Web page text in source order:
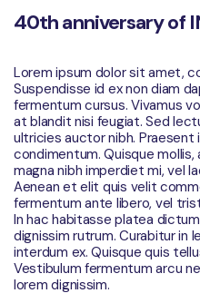
40th anniversary of
Lorem ipsum dolor sit amet,
Suspendisse id ex non diam
fermentum cursus. Vivamus
at blandit nisi feugiat. Sed
ultricies auctor nibh.
condimentum. Quisque
magna nibh imperdiet mi, vel
Aenean et elit quis velit
fermentum ante libero, vel
In hac habitasse platea
dignissim rutrum. Curabitur in
interdum ex. Quisque quis
Vestibulum fermentum arcu
lorem dignissim.